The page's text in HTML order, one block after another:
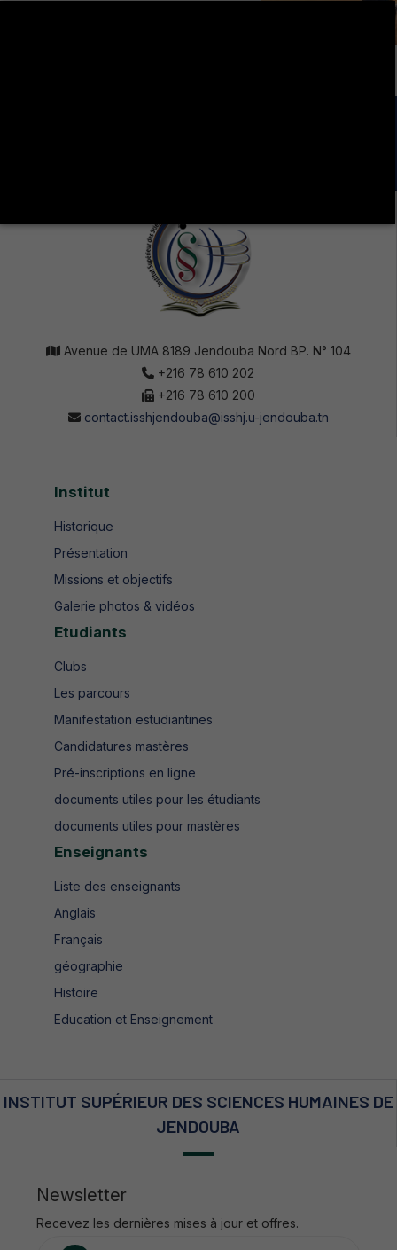
Avenue de UMA 8189 Jendouba Nord BP. N° 104
+216 78 610 202
+216 78 610 200
contact.isshjendouba@isshj.u-jendouba.tn
Institut
Historique
Présentation
Missions et objectifs
Galerie photos & vidéos
Etudiants
Clubs
Les parcours
Manifestation estudiantines
Candidatures mastères
Pré-inscriptions en ligne
documents utiles pour les étudiants
documents utiles pour mastères
Enseignants
Liste des enseignants
Anglais
Français
géographie
Histoire
Education et Enseignement
INSTITUT SUPÉRIEUR DES SCIENCES HUMAINES DE
JENDOUBA
Newsletter
Recevez les dernières mises à jour et offres.